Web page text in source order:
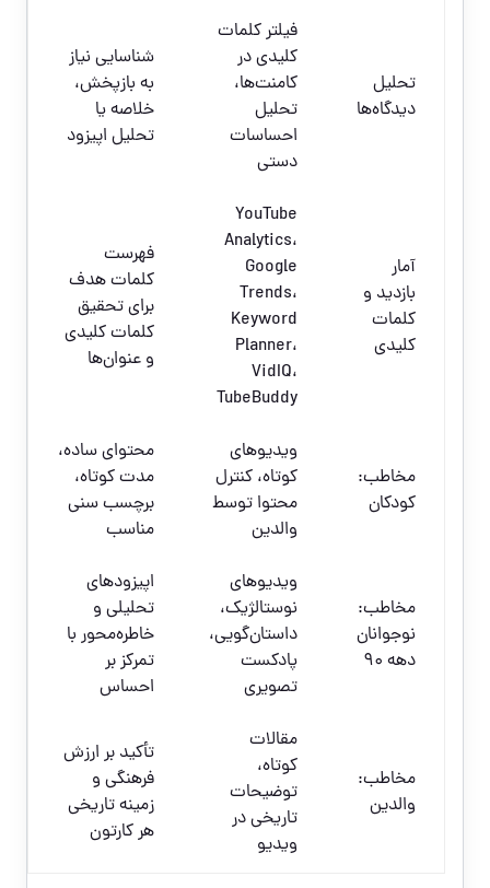
تحلیل
دیدگاه‌ها
فیلتر کلمات
کلیدی در
کامنت‌ها،
تحلیل
احساسات
دستی
شناسایی نیاز
به بازپخش،
خلاصه یا
تحلیل اپیزود
آمار
بازدید و
کلمات
کلیدی
YouTube
Analytics،
Google
Trends،
Keyword
Planner،
VidIQ،
TubeBuddy
فهرست
کلمات هدف
برای تحقیق
کلمات کلیدی
و عنوان‌ها
مخاطب:
کودکان
ویدیوهای
کوتاه، کنترل
محتوا توسط
والدین
محتوای ساده،
مدت کوتاه،
برچسب سنی
مناسب
مخاطب:
نوجوانان
دهه ۹۰
ویدیوهای
نوستالژیک،
داستان‌گویی،
پادکست
تصویری
اپیزودهای
تحلیلی و
خاطره‌محور با
تمرکز بر
احساس
مخاطب:
والدین
مقالات
کوتاه،
توضیحات
تاریخی در
ویدیو
تأکید بر ارزش
فرهنگی و
زمینه تاریخی
هر کارتون